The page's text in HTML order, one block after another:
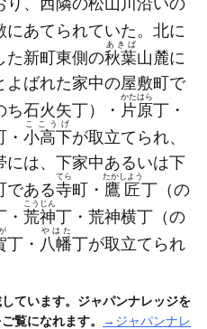
り、西隣の松山川沿いの
にあてられていた。北に
た新町東側の秋葉
あきば
山麓に
よばれた家中の屋敷町で
ち石火矢丁） ・ 片原
かたはら
丁・
・ 小高下
ここうげ
が取立てられ、
には、下家中あるいは下
である寺
てら
町・ 鷹匠
たかしよう
丁 （の
・ 荒神
こうじん
丁・荒神横丁 （の
丁・ 八幡
やはた
丁が取立てられ
ています。ジャパンナレッジを
覧になれます。
→ジャパンナレ